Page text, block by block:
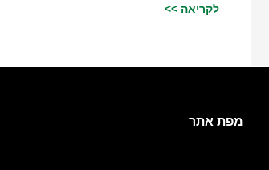
לקריאה >>
מפת אתר